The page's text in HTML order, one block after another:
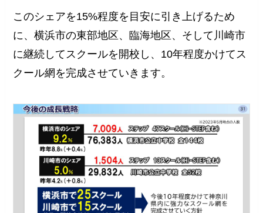
このシェアを15%程度を目安に引き上げるため
に、横浜市の東部地区、臨海地区、そして川崎市
に継続してスクールを開校し、10年程度かけてス
クール網を完成させていきます。